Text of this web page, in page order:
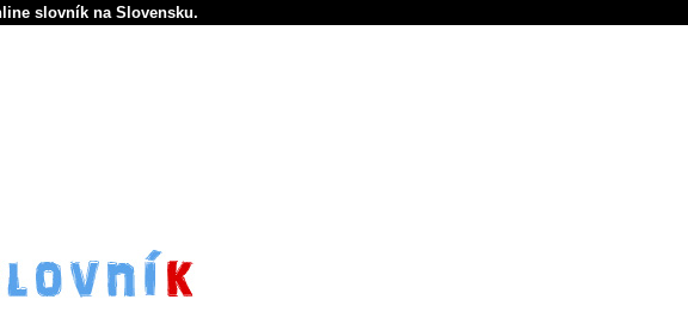
slovník na Slovensku.